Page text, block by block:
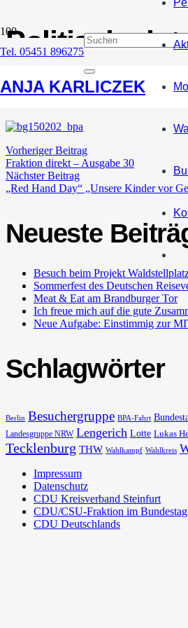
Tel. 05451 896275
ANJA KARLICZEK
Politische
Deutschen
Vorheriger Beitrag
Fraktion direkt – Ausgabe 30
Nächster Beitrag
„Red Hand Day“ „Unsere Kinder vor
Neueste
Besuch beim Projekt
Sommerfest des Deutschen
Meat & Eat am Brandburger Tor
Ich freue mich auf die gute
Neue Aufgabe: Einstimmig zur
Schlagwörter
Berlin Besuchergruppe BPA-Fahrt
Landesgruppe NRW Lengerich Lotte Lukas
Tecklenburg THW Wahlkampf Wahlkreis
Impressum
Datenschutz
CDU Kreisverband Steinfurt
CDU/CSU-Fraktion im Bundestag
CDU Deutschlands